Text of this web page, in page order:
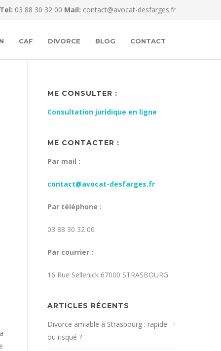
Tel: 03 88 30 32 00 Mail: contact@avocat-desfarges.fr
CAF DIVORCE BLOG CONTACT
ME CONSULTER :
Consultation juridique en ligne
ME CONTACTER :
Par mail :
contact@avocat-desfarges.fr
Par téléphone :
03 88 30 32 00
Par courrier :
16 Rue Sellenick 67000 STRASBOURG
ARTICLES RÉCENTS
Divorce amiable à Strasbourg : rapide
ou risqué ?